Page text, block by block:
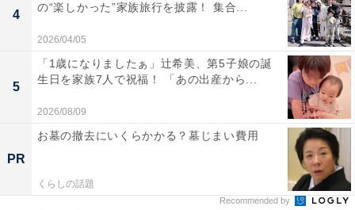
4
の“楽しかった”家族旅行を披露！ 集合...
2026/04/05
5
「1歳になりましたぁ」辻希美、第5子娘の誕
生日を家族7人で祝福！ 「あの出産から...
2026/08/09
PR
お墓の撤去にいくらかかる？墓じまい費用
くらしの話題
Recommended by